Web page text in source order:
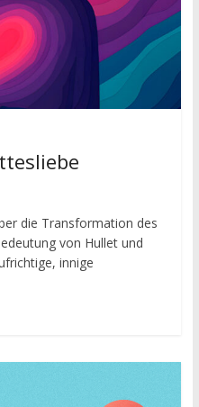
die Transformation des
von Hullet und
innige